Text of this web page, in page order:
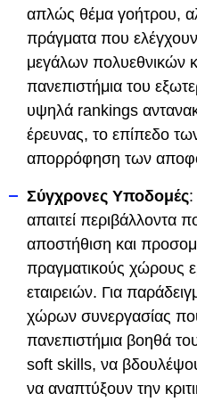
απλώς θέμα γοήτρου,
πράγματα που
μεγάλων πολυεθνικών
πανεπιστήμια του
υψηλά rankings
έρευνας, το επίπεδο
απορρόφηση των
Σύγχρονες Υποδομές:
απαιτεί περιβάλλοντα
αποστήθιση και
πραγματικούς χώρους
εταιρειών. Για
χώρων συνεργασίας
πανεπιστήμια βοηθά
soft skills, να
να αναπτύξουν την